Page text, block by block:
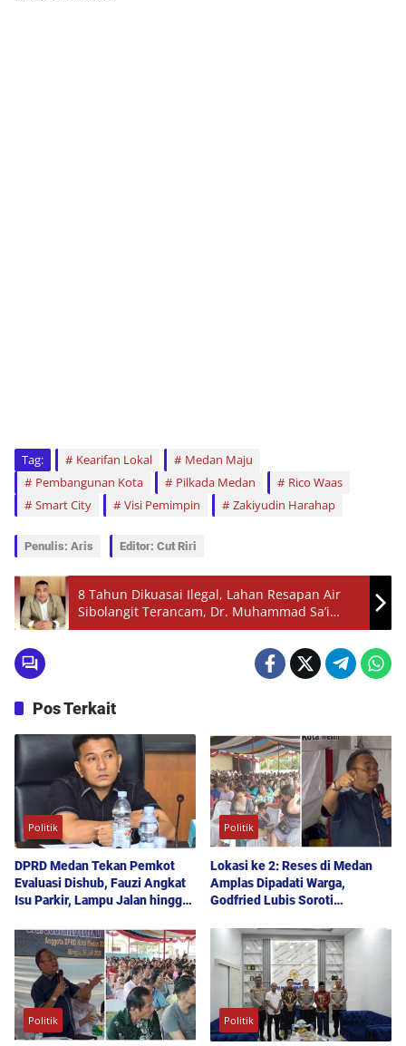
Tag: Kearifan Lokal
Medan Maju
Pembangunan Kota
Pilkada Medan
Rico Waas
Smart City
Visi Pemimpin Zakiyudin Harahap
Penulis: Aris Editor: Cut Riri
8 Tahun Dikuasai Ilegal, Lahan Resapan Air
Sibolangit Terancam, Dr. Muhammad Sa’i
Rangkuti Ungkap Dugaan Kerugian Negara
Pos Terkait
Politik
DPRD Medan Tekan Pemkot
Evaluasi Dishub, Fauzi Angkat
Isu Parkir, Lampu Jalan hingga
Politik
Lokasi ke 2: Reses di Medan
Amplas Dipadati Warga,
Godfried Lubis Soroti
hingga Penyerapan Aspirasi
Publik
Politik Politik